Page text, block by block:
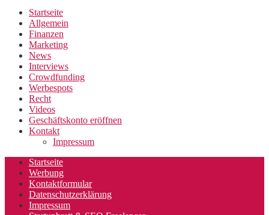
Startseite
Allgemein
Finanzen
Marketing
News
Interviews
Crowdfunding
Werbespots
Recht
Videos
Geschäftskonto eröffnen
Kontakt
Impressum
Startseite
Werbung
Kontaktformular
Datenschutzerklärung
Impressum